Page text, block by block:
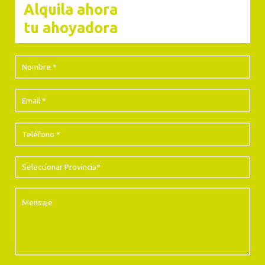
lo mejor de todo es que con el alquiler de ahoyadoras en Granada tendrás
maquinaria a un precio muy competitivo
prestigio. Infórmate sin compromiso.
▷Empresa Alquiler Ahoyadoras Málaga
En Malsa disponemos devarios modelos para el alquiler de
ahoyadoras en Málaga
necesitas. Con nosotros tendrás calidad a un excelente precio y con una
disponibilidad rápida y cómoda.
Ponte en manos de especialistas en alquiler de ahoyadoras en Málaga,
nuestra trayectoria profesional nos avala. Si piensas alquilar ahoyadoras,
déjate asesorar por una
Alquila ahora
tu ahoyadora